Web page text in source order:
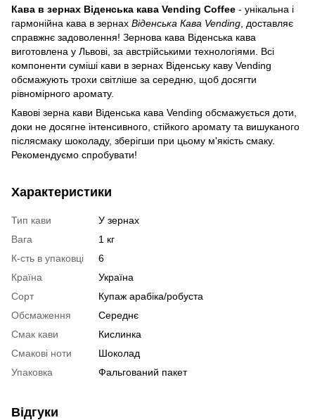
Кава в зернах Віденська кава Vending Coffee - унікальна і
гармонійна кава в зернах Віденська Кава Vending , доставляє
справжнє задоволення! Зернова кава Віденська кава
виготовлена у Львові, за австрійськими технологіями. Всі
компоненти суміші кави в зернах Віденську каву Vending
обсмажують трохи світліше за середню, щоб досягти
рівномірного аромату.
Кавові зерна кави Віденська кава Vending обсмажується доти,
доки не досягне інтенсивного, стійкого аромату та вишуканого
післясмаку шоколаду, зберігши при цьому м'якість смаку.
Рекомендуємо спробувати!
Характеристики
Тип кави
У зернах
Вага
1 кг
К-сть в упаковці
6
Країна
Україна
Сорт
Купаж арабіка/робуста
Обсмаження
Середнє
Смак кави
Кислинка
Смакові ноти
Шоколад
Упаковка
Фальгований пакет
Відгуки